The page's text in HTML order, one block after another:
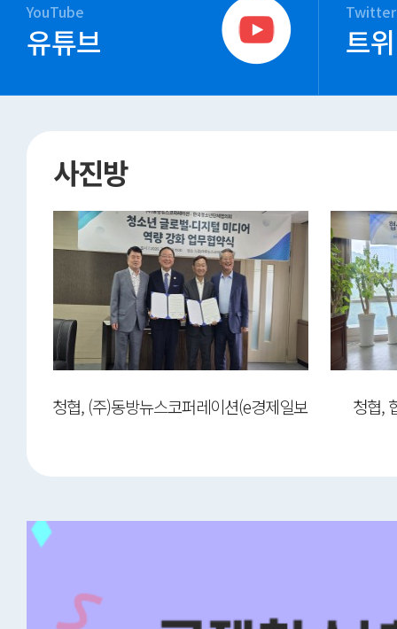
YouTube
유튜브
Twitter
트
사진방
청협, (주)동방뉴스코퍼레이션(e경제일보
청협,